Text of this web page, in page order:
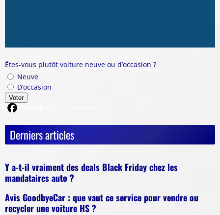
Êtes-vous plutôt voiture neuve ou d’occasion ?
Neuve
D’occasion
Voter
Derniers articles
Y a-t-il vraiment des deals Black Friday chez les
mandataires auto ?
Avis GoodbyeCar : que vaut ce service pour vendre ou
recycler une voiture HS ?